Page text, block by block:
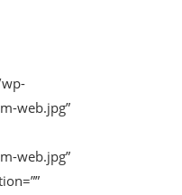
web.jpg”
web.jpg”